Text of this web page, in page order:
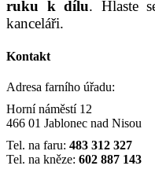
ruku k dílu. Hlaste
kanceláři.
Kontakt
Adresa farního úřadu:
Horní náměstí 12
466 01 Jablonec nad Nisou
Tel. na faru: 483 312 327
Tel. na kněze: 602 887 143